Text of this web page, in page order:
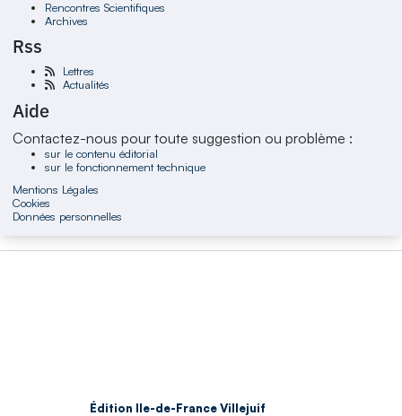
Rencontres Scientifiques
Archives
Rss
Lettres
Actualités
Aide
Contactez-nous pour toute suggestion ou problème :
sur le contenu éditorial
sur le fonctionnement technique
Mentions Légales
Cookies
Données personnelles
Édition Ile-de-France Villejuif